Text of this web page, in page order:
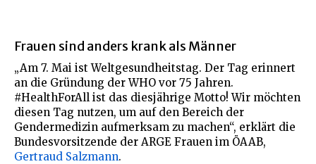
Frauen sind anders krank als Männer
„Am 7. Mai ist Weltgesundheitstag. Der Tag erinnert
an die Gründung der WHO vor 75 Jahren.
#HealthForAll ist das diesjährige Motto! Wir möchten
diesen Tag nutzen, um auf den Bereich der
Gendermedizin aufmerksam zu machen“, erklärt die
Bundesvorsitzende der ARGE Frauen im ÖAAB,
Gertraud Salzmann.